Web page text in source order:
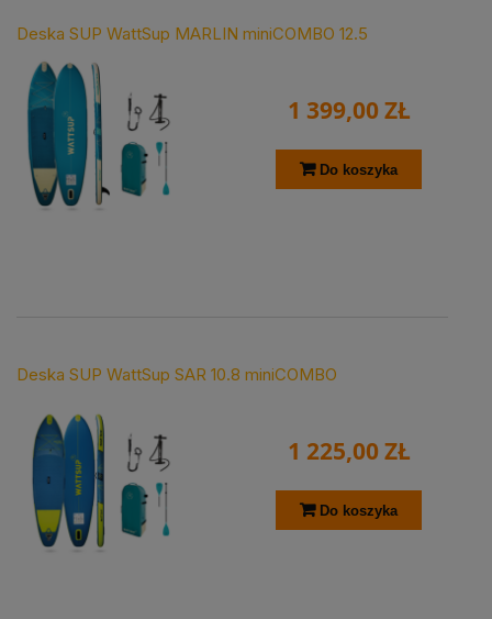
Deska SUP WattSup MARLIN miniCOMBO 12.5
1 399,00 ZŁ
Do koszyka
Deska SUP WattSup SAR 10.8 miniCOMBO
1 225,00 ZŁ
Do koszyka